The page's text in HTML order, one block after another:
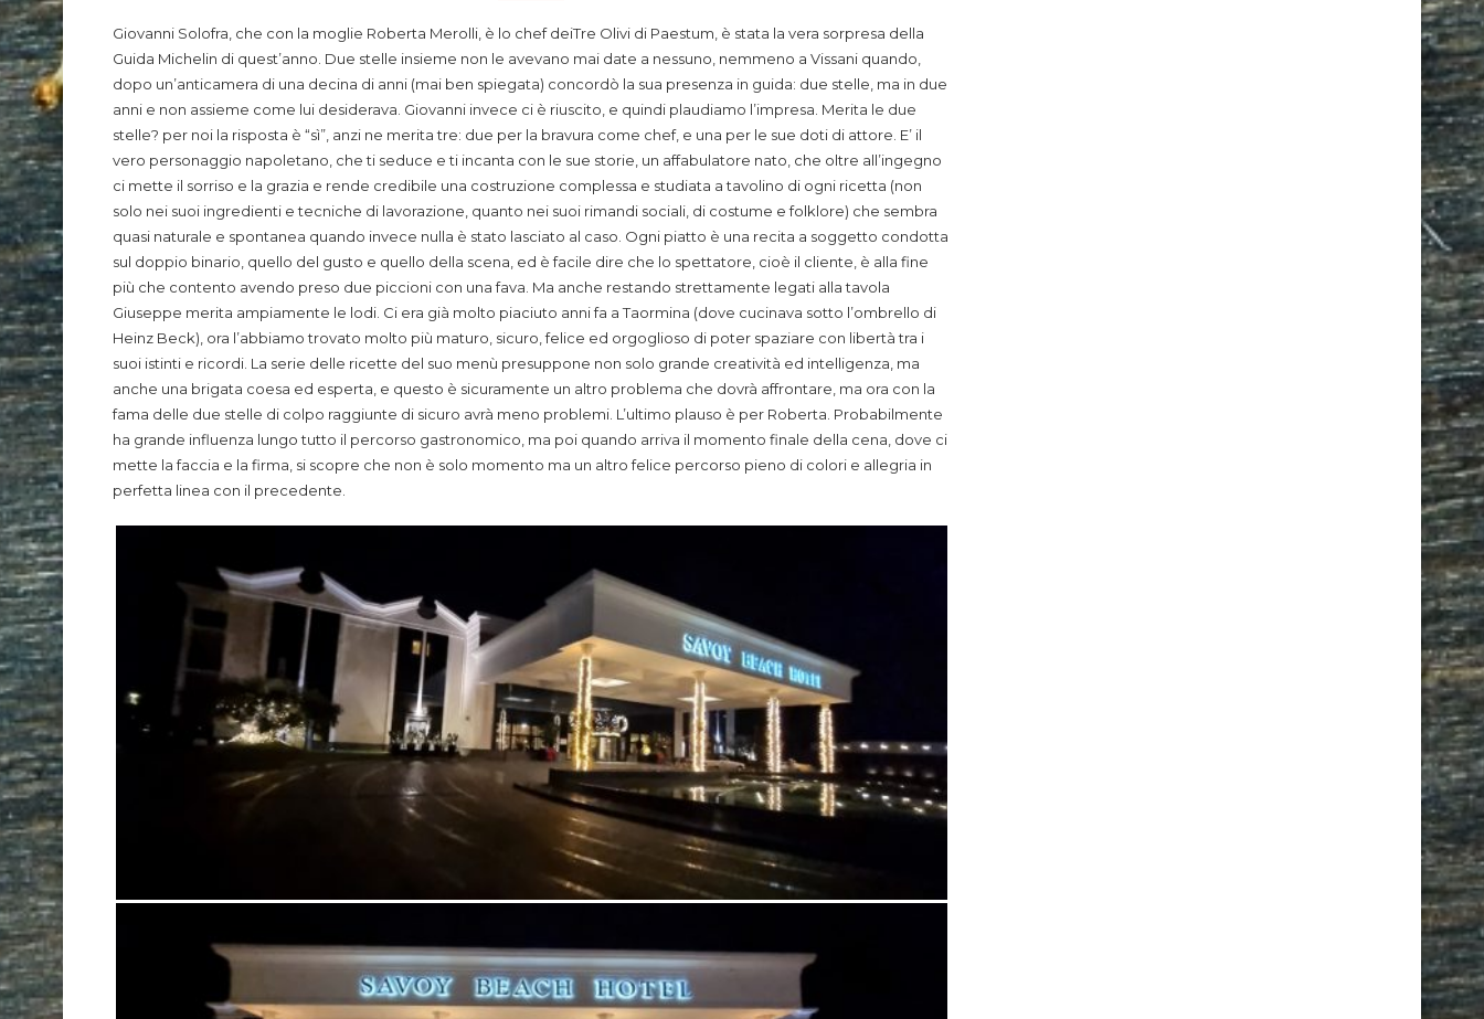
Giovanni Solofra, che con la moglie Roberta Merolli, è lo chef deiTre Olivi di Paestum, è stata la vera sorpresa della
Guida Michelin di quest’anno. Due stelle insieme non le avevano mai date a nessuno, nemmeno a Vissani quando,
dopo un’anticamera di una decina di anni (mai ben spiegata) concordò la sua presenza in guida: due stelle, ma in due
anni e non assieme come lui desiderava. Giovanni invece ci è riuscito, e quindi plaudiamo l’impresa. Merita le due
stelle? per noi la risposta è “sì”, anzi ne merita tre: due per la bravura come chef, e una per le sue doti di attore. E’ il
vero personaggio napoletano, che ti seduce e ti incanta con le sue storie, un affabulatore nato, che oltre all’ingegno
ci mette il sorriso e la grazia e rende credibile una costruzione complessa e studiata a tavolino di ogni ricetta (non
solo nei suoi ingredienti e tecniche di lavorazione, quanto nei suoi rimandi sociali, di costume e folklore) che sembra
quasi naturale e spontanea quando invece nulla è stato lasciato al caso. Ogni piatto è una recita a soggetto condotta
sul doppio binario, quello del gusto e quello della scena, ed è facile dire che lo spettatore, cioè il cliente, è alla fine
più che contento avendo preso due piccioni con una fava. Ma anche restando strettamente legati alla tavola
Giuseppe merita ampiamente le lodi. Ci era già molto piaciuto anni fa a Taormina (dove cucinava sotto l’ombrello di
Heinz Beck), ora l’abbiamo trovato molto più maturo, sicuro, felice ed orgoglioso di poter spaziare con libertà tra i
suoi istinti e ricordi. La serie delle ricette del suo menù presuppone non solo grande creatività ed intelligenza, ma
anche una brigata coesa ed esperta, e questo è sicuramente un altro problema che dovrà affrontare, ma ora con la
fama delle due stelle di colpo raggiunte di sicuro avrà meno problemi. L’ultimo plauso è per Roberta. Probabilmente
ha grande influenza lungo tutto il percorso gastronomico, ma poi quando arriva il momento finale della cena, dove ci
mette la faccia e la firma, si scopre che non è solo momento ma un altro felice percorso pieno di colori e allegria in
perfetta linea con il precedente.